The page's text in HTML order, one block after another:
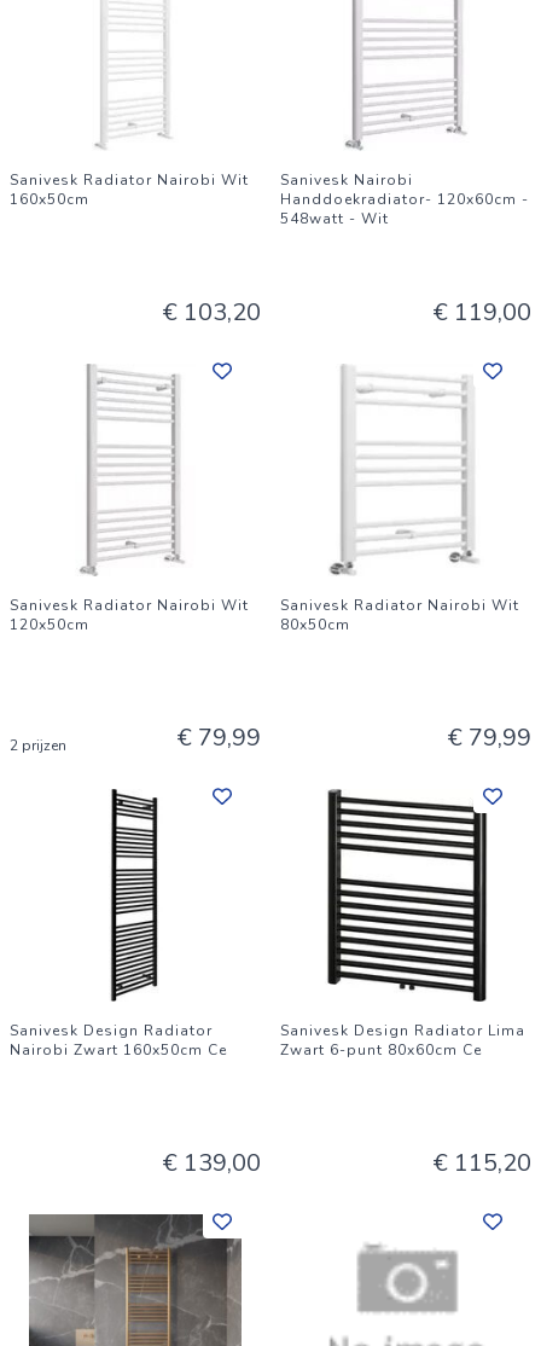
Sanivesk Radiator Nairobi Wit
160x50cm
€ 103,20
Sanivesk Nairobi
Handdoekradiator- 120x60cm -
548watt - Wit
€ 119,00
Sanivesk Radiator Nairobi Wit
120x50cm
2 prijzen € 79,99
Sanivesk Radiator Nairobi Wit
80x50cm
€ 79,99
Sanivesk Design Radiator
Nairobi Zwart 160x50cm Ce
€ 139,00
Sanivesk Design Radiator Lima
Zwart 6-punt 80x60cm Ce
€ 115,20